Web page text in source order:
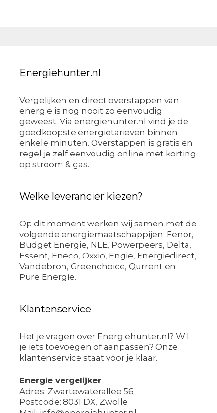
Energiehunter.nl
Vergelijken en direct overstappen van
energie is nog nooit zo eenvoudig
geweest. Via energiehunter.nl vind je de
goedkoopste energietarieven binnen
enkele minuten. Overstappen is gratis en
regel je zelf eenvoudig online met korting
op stroom & gas.
Welke leverancier kiezen?
Op dit moment werken wij samen met de
volgende energiemaatschappijen: Fenor,
Budget Energie, NLE, Powerpeers, Delta,
Essent, Eneco, Oxxio, Engie, Energiedirect,
Vandebron, Greenchoice, Qurrent en
Pure Energie.
Klantenservice
Het je vragen over Energiehunter.nl? Wil
je iets toevoegen of aanpassen? Onze
klantenservice staat voor je klaar.
Energie vergelijker
Adres: Zwartewaterallee 56
Postcode: 8031 DX, Zwolle